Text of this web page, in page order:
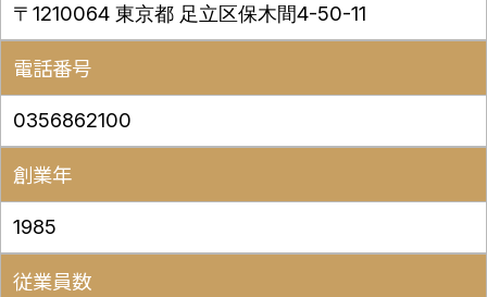
〒1210064 東京都 足立区保木間4-50-11
電話番号
0356862100
創業年
1985
従業員数